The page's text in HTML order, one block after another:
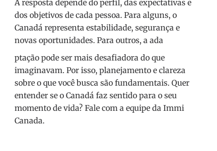
A resposta depende do perfil, das expectativas e
dos objetivos de cada pessoa. Para alguns, o
Canadá representa estabilidade, segurança e
novas oportunidades. Para outros, a ada
ptação pode ser mais desafiadora do que
imaginavam. Por isso, planejamento e clareza
sobre o que você busca são fundamentais. Quer
entender se o Canadá faz sentido para o seu
momento de vida? Fale com a equipe da Immi
Canada.